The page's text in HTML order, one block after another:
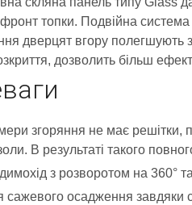
топки. Подвійна система
дверцят вгору
дозволить більш
згоряння не має решітки,
золи. В результаті такого
з розворотом на 360°
осадження завдяки